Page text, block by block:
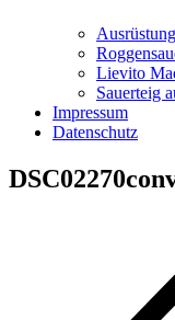
Lievito
Sauerteig
Impressum
Datenschutz